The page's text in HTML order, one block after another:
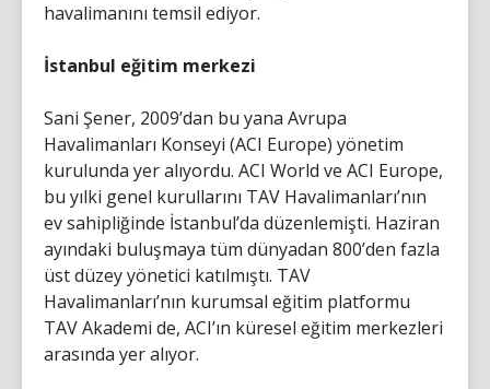
havalimanını temsil ediyor.
İstanbul eğitim merkezi
Sani Şener, 2009’dan bu yana Avrupa
Havalimanları Konseyi (ACI Europe) yönetim
kurulunda yer alıyordu. ACI World ve ACI Europe,
bu yılki genel kurullarını TAV Havalimanları’nın
ev sahipliğinde İstanbul’da düzenlemişti. Haziran
ayındaki buluşmaya tüm dünyadan 800’den fazla
üst düzey yönetici katılmıştı. TAV
Havalimanları’nın kurumsal eğitim platformu
TAV Akademi de, ACI’ın küresel eğitim merkezleri
arasında yer alıyor.